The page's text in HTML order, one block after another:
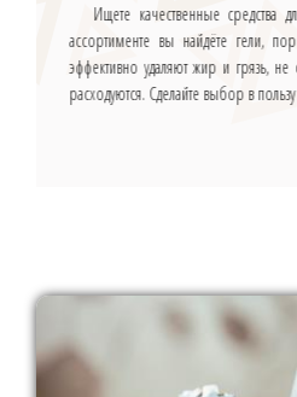
Ищете качественные
ассортименте вы найдёте гели,
эффективно удаляют жир и грязь,
расходуются. Сделайте выбор в